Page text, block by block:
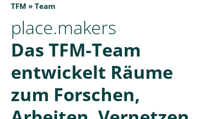
TFM » Team
place.makers
Das TFM-Team
entwickelt Räume
zum Forschen,